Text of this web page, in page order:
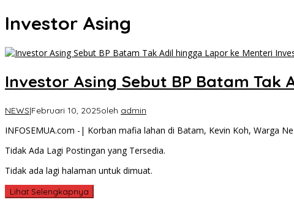
Investor Asing
Investor Asing Sebut BP Batam
NEWS|Februari 10, 2025oleh admin
INFOSEMUA.com -| Korban mafia lahan di Batam, Kevin Koh, Warga
Tidak Ada Lagi Postingan yang Tersedia.
Tidak ada lagi halaman untuk dimuat.
Lihat Selengkapnya